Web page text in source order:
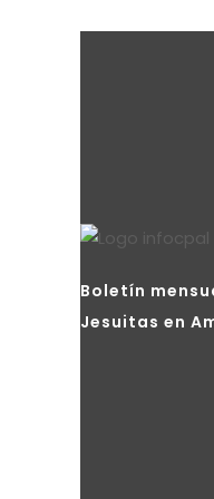
Boletín
Jesuitas en